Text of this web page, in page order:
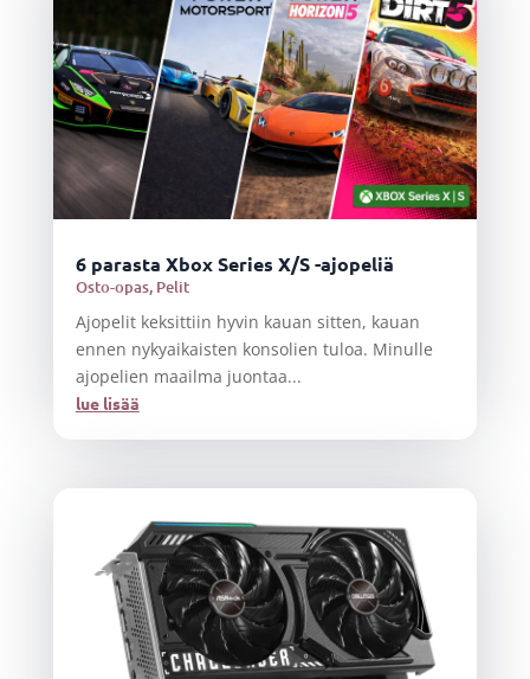
6 parasta Xbox Series X/S -ajopeliä
Osto-opas, Pelit
Ajopelit keksittiin hyvin kauan sitten, kauan
ennen nykyaikaisten konsolien tuloa. Minulle
ajopelien maailma juontaa...
lue lisää